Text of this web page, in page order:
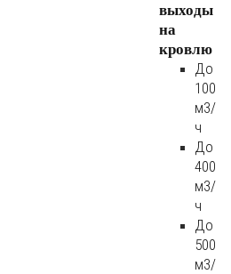
выходы
на
кровлю
До
100
м3/
ч
До
400
м3/
ч
До
500
м3/